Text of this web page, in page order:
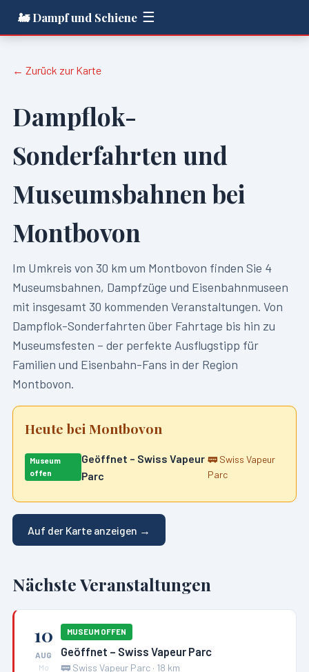
🚂 Dampf und Schiene ☰
← Zurück zur Karte
Dampflok-
Sonderfahrten und
Museumsbahnen bei
Montbovon
Im Umkreis von 30 km um Montbovon finden Sie 4
Museumsbahnen, Dampfzüge und Eisenbahnmuseen
mit insgesamt 30 kommenden Veranstaltungen. Von
Dampflok-Sonderfahrten über Fahrtage bis hin zu
Museumsfesten – der perfekte Ausflugstipp für
Familien und Eisenbahn-Fans in der Region
Montbovon.
Heute beiMontbovon
Museum
offen
Geöffnet – Swiss Vapeur
Parc
🚃 Swiss Vapeur
Parc
Auf der Karte anzeigen →
Nächste Veranstaltungen
10
AUG
Mo
MUSEUM OFFEN
Geöffnet – Swiss Vapeur Parc
🚃 Swiss Vapeur Parc · 18 km